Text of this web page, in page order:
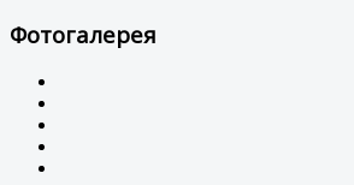
Фотогалерея